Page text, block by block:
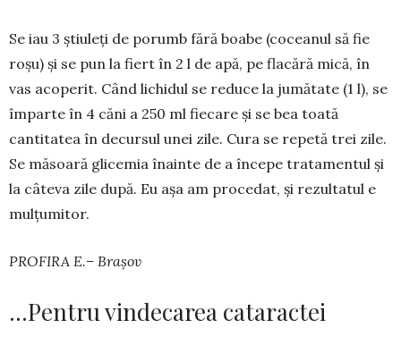
Se iau 3 știuleți de porumb fără boabe (coceanul să fie
roșu) și se pun la fiert în 2 l de apă, pe flacără mică, în
vas acoperit. Când lichidul se reduce la jumătate (1 l), se
împarte în 4 căni a 250 ml fiecare și se bea toată
cantitatea în decursul unei zile. Cura se repetă trei zile.
Se măsoară glicemia înainte de a începe tratamentul și
la câteva zile după. Eu așa am procedat, și rezultatul e
mul­țumitor.
PROFIRA E.– Brașov
…Pentru vindecarea cataractei